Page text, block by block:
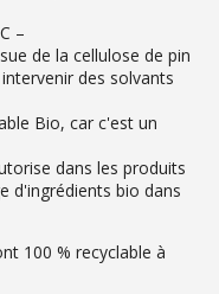
–
de la cellulose de pin
des solvants
Bio, car c'est un
dans les produits
d'ingrédients bio dans
100 % recyclable à